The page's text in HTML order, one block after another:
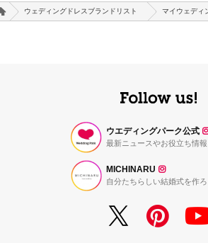
ウェディングドレスブランドリスト マイウェディ
ウエディングパーク公式
最新ニュースやお役立ち情報
MICHINARU
自分たちらしい結婚式を作ろ